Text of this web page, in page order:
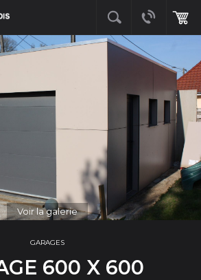
Voir la galerie
GARAGES
600 X 600